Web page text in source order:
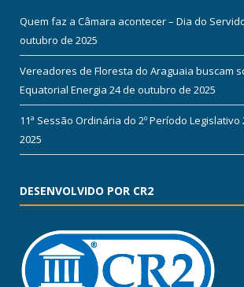
Quem faz a Câmara acontecer – Dia do
outubro de 2025
Vereadores de Floresta do Araguaia buscam
Equatorial Energia 24 de outubro de 2025
11ª Sessão Ordinária do 2º Período Legislativo
2025
DESENVOLVIDO POR CR2